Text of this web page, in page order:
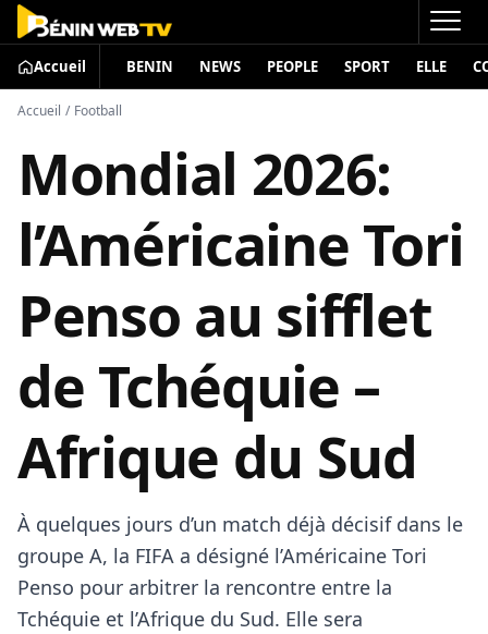
Accueil BENIN NEWS PEOPLE SPORT ELLE
Accueil / Football
Mondial 2026:
l’Américaine Tori
Penso au sifflet
de Tchéquie –
Afrique du Sud
À quelques jours d’un match déjà décisif dans le
groupe A, la FIFA a désigné l’Américaine Tori
Penso pour arbitrer la rencontre entre la
Tchéquie et l’Afrique du Sud. Elle sera